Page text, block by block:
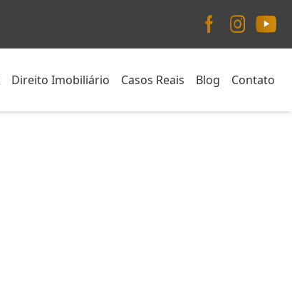
Direito Imobiliário Casos Reais Blog Contato